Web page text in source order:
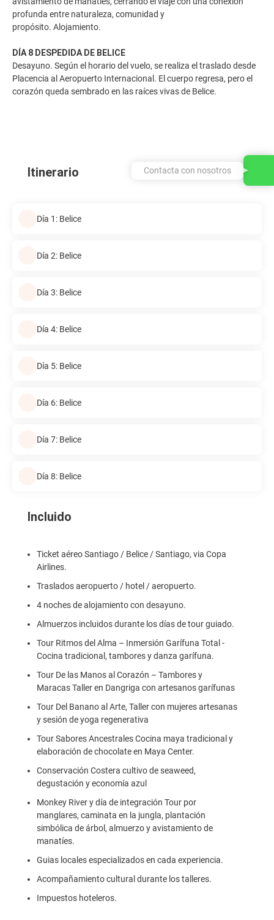
profunda entre naturaleza, comunidad y
propósito. Alojamiento.
DÍA 8 DESPEDIDA DE BELICE
Desayuno. Según el horario del vuelo, se realiza el traslado desde
Placencia al Aeropuerto Internacional. El cuerpo regresa, pero el
corazón queda sembrado en las raíces vivas de Belice.
Itinerario
Día 1: Belice
Día 2: Belice
Día 3: Belice
Día 4: Belice
Día 5: Belice
Día 6: Belice
Día 7: Belice
Día 8: Belice
Incluido
Ticket aéreo Santiago / Belice / Santiago, via Copa
Airlines.
Traslados aeropuerto / hotel / aeropuerto.
4 noches de alojamiento con desayuno.
Almuerzos incluidos durante los días de tour guiado.
Tour Ritmos del Alma – Inmersión Garífuna Total -
Cocina tradicional, tambores y danza garífuna.
Tour De las Manos al Corazón – Tambores y
Maracas Taller en Dangriga con artesanos garífunas
Tour Del Banano al Arte, Taller con mujeres artesanas
y sesión de yoga regenerativa
Tour Sabores Ancestrales Cocina maya tradicional y
elaboración de chocolate en Maya Center.
Conservación Costera cultivo de seaweed,
degustación y economía azul
Monkey River y día de integración Tour por
manglares, caminata en la jungla, plantación
simbólica de árbol, almuerzo y avistamiento de
manatíes.
Guias locales especializados en cada experiencia.
Acompañamiento cultural durante los talleres.
Impuestos hoteleros.
Contacta con nosotros